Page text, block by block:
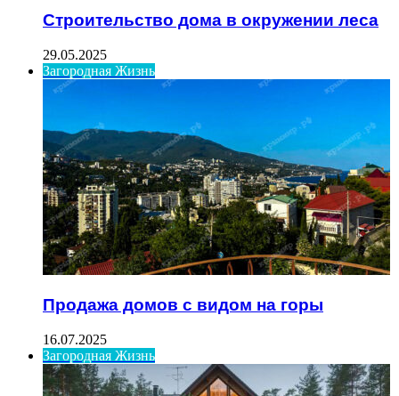
Строительство дома в окружении леса
29.05.2025
Загородная Жизнь
Продажа домов с видом на горы
16.07.2025
Загородная Жизнь